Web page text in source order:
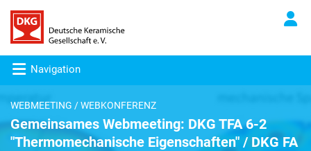
Navigation
WEBMEETING / WEBKONFERENZ
Gemeinsames Webmeeting: DKG TFA 6-2
"Thermomechanische Eigenschaften" / DKG FA